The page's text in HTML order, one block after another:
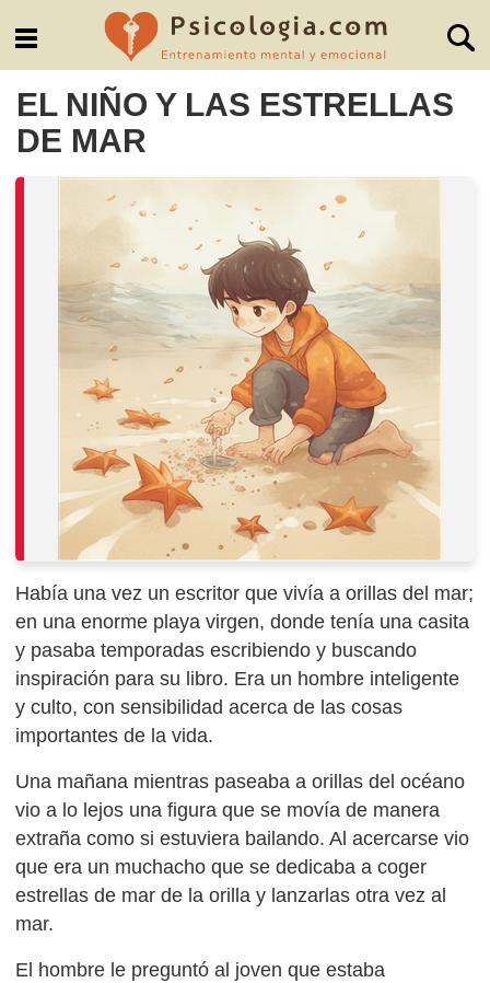
EL NIÑO Y LAS ESTRELLAS
DE MAR
Había una vez un escritor que vivía a orillas del mar;
en una enorme playa virgen, donde tenía una casita
y pasaba temporadas escribiendo y buscando
inspiración para su libro. Era un hombre inteligente
y culto, con sensibilidad acerca de las cosas
importantes de la vida.
Una mañana mientras paseaba a orillas del océano
vio a lo lejos una figura que se movía de manera
extraña como si estuviera bailando. Al acercarse vio
que era un muchacho que se dedicaba a coger
estrellas de mar de la orilla y lanzarlas otra vez al
mar.
El hombre le preguntó al joven que estaba